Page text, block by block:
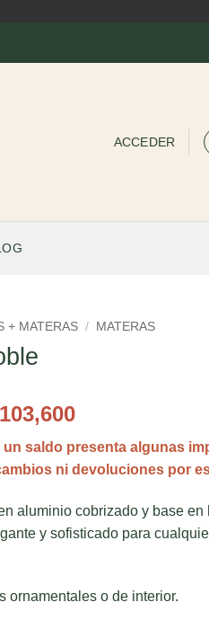
ACCEDER
+ MATERAS / MATERAS
$259,000.
El
actual
es:
$103,600.
un saldo presenta algunas
ni devoluciones por
aluminio cobrizado y base en
y sofisticado para
ornamentales o de interior.